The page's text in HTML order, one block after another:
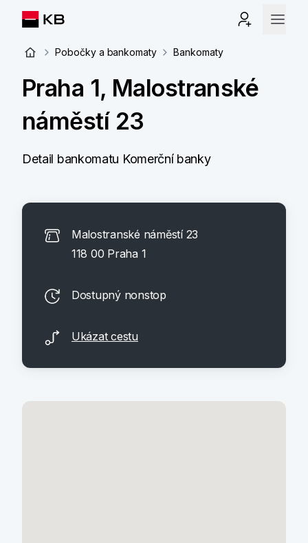
Pobočky a bankomaty Bankomaty
Praha 1, Malostranské
náměstí 23
Detail bankomatu Komerční banky
Malostranské náměstí 23
118 00 Praha 1
Dostupný nonstop
Ukázat cestu